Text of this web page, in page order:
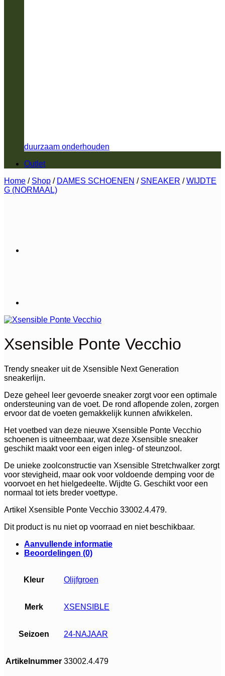
duurzaam onderhouden
Outlet
Home / Shop / DAMES SCHOENEN / SNEAKER / WIJDTE
G (NORMAAL)
Xsensible Ponte Vecchio
Trendy sneaker uit de Xsensible Next Generation
sneakerlijn.
Deze geheel leer gevoerde sneaker zorgt voor een optimale
ondersteuning van de voet. De rond aflopende zolen, zorgen
ervoor dat de voeten gemakkelijk kunnen afwikkelen.
Het voetbed van deze nieuwe Xsensible Ponte Vecchio
schoenen is uitneembaar, wat deze Xsensible sneaker
geschikt maakt voor een eigen inleg- of steunzool.
De unieke zoolconstructie van Xsensible Stretchwalker zorgt
voor stevigheid, maar ook voor voldoende demping voor de
voorvoet en het hielgedeelte. Wijdte G. Geschikt voor een
normaal tot iets breder voettype.
Artikel Xsensible Ponte Vecchio 33002.4.479.
Dit product is nu niet op voorraad en niet beschikbaar.
Aanvullende informatie
Beoordelingen (0)
Kleur Olijfgroen
Merk XSENSIBLE
Seizoen 24-NAJAAR
Artikelnummer 33002.4.479